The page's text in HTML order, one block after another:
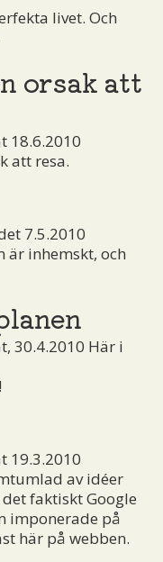
livet. Och
orsak att
18.6.2010
att resa.
7.5.2010
är inhemskt, och
30.4.2010 Här i
19.3.2010
av idéer
faktiskt Google
imponerade på
här på webben.